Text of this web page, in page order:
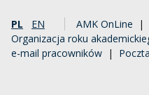
PL EN AMK OnLine |
Organizacja roku
e-mail pracowników |